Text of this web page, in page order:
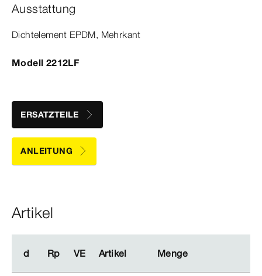
Ausstattung
Dicht­element EPDM, Mehrkant
Modell 2212LF
ERSATZTEILE
ANLEITUNG
Artikel
d Rp VE Artikel Menge
d Rp VE Artikel Menge